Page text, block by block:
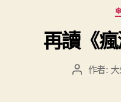
再讀《
文 作者: